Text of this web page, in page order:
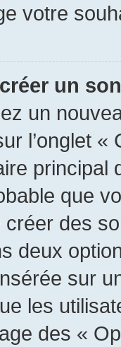
votre
un
un
l’onglet
principal
que
des
deux
sur
les
des «